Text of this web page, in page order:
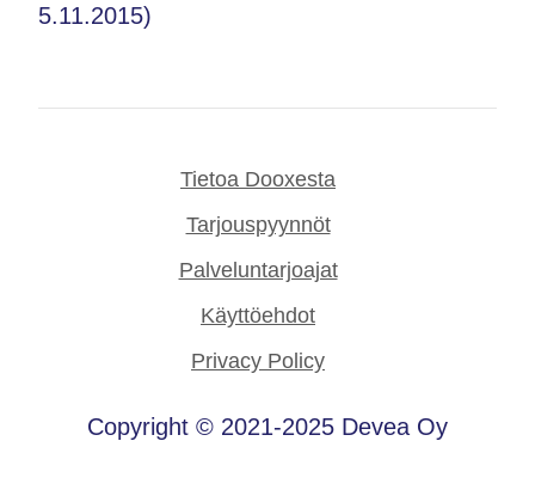
5.11.2015)
Tietoa Dooxesta
Tarjouspyynnöt
Palveluntarjoajat
Käyttöehdot
Privacy Policy
Copyright © 2021-2025 Devea Oy